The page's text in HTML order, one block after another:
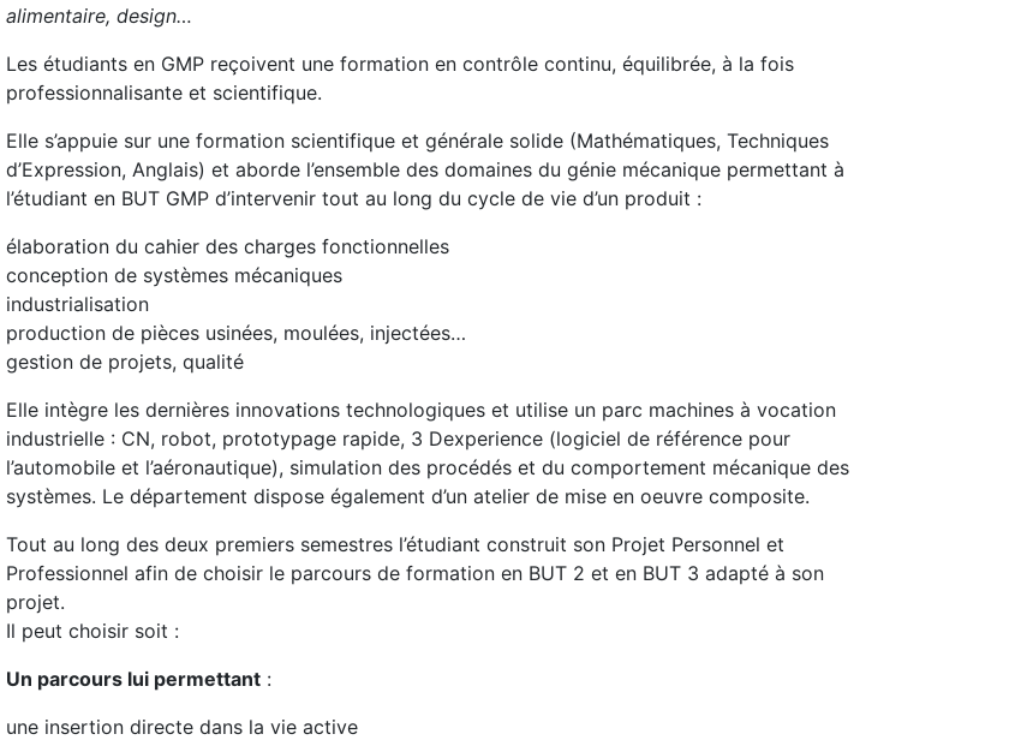
alimentaire, design…
Les étudiants en GMP reçoivent une formation en contrôle continu, équilibrée, à la fois
professionnalisante et scientifique.
Elle s’appuie sur une formation scientifique et générale solide (Mathématiques, Techniques
d’Expression, Anglais) et aborde l’ensemble des domaines du génie mécanique permettant à
l’étudiant en BUT GMP d’intervenir tout au long du cycle de vie d’un produit :
élaboration du cahier des charges fonctionnelles
conception de systèmes mécaniques
industrialisation
production de pièces usinées, moulées, injectées…
gestion de projets, qualité
Elle intègre les dernières innovations technologiques et utilise un parc machines à vocation
industrielle : CN, robot, prototypage rapide, 3 Dexperience (logiciel de référence pour
l’automobile et l’aéronautique), simulation des procédés et du comportement mécanique des
systèmes. Le département dispose également d’un atelier de mise en oeuvre composite.
Tout au long des deux premiers semestres l’étudiant construit son Projet Personnel et
Professionnel afin de choisir le parcours de formation en BUT 2 et en BUT 3 adapté à son
projet.
Il peut choisir soit :
Un parcours lui permettant:
une insertion directe dans la vie active